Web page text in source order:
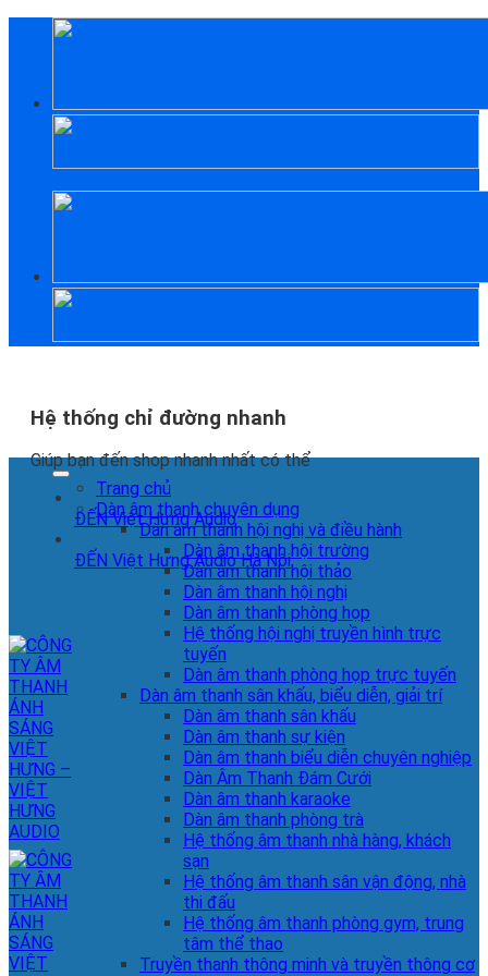
Hệ thống chỉ đường nhanh
Giúp bạn đến shop nhanh nhất có thể
ĐẾN Việt Hưng Audio
ĐẾN Việt Hưng Audio Hà Nội
Trang chủ
Dàn âm thanh chuyên dụng
Dàn âm thanh hội nghị và điều hành
Dàn âm thanh hội trường
Dàn âm thanh hội thảo
Dàn âm thanh hội nghị
Dàn âm thanh phòng họp
Hệ thống hội nghị truyền hình trực
tuyến
Dàn âm thanh phòng họp trực tuyến
Dàn âm thanh sân khấu, biểu diễn, giải trí
Dàn âm thanh sân khấu
Dàn âm thanh sự kiện
Dàn âm thanh biểu diễn chuyên nghiệp
Dàn Âm Thanh Đám Cưới
Dàn âm thanh karaoke
Dàn âm thanh phòng trà
Hệ thống âm thanh nhà hàng, khách
sạn
Hệ thống âm thanh sân vận động, nhà
thi đấu
Hệ thống âm thanh phòng gym, trung
tâm thể thao
Truyền thanh thông minh và truyền thông cơ